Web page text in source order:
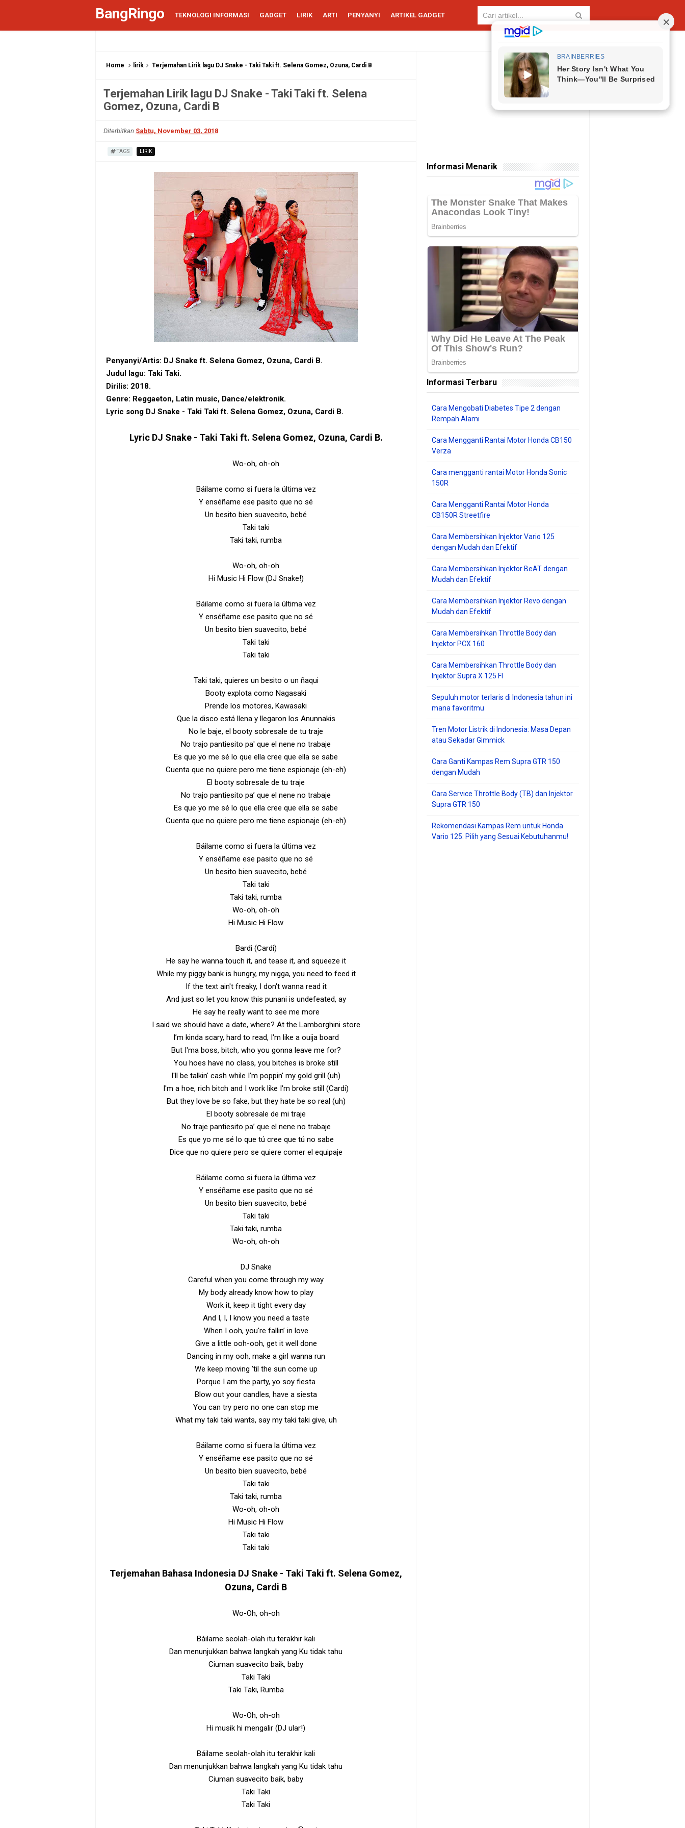
BangRingo TEKNOLOGI INFORMASI GADGET LIRIK ARTI PENYANYI ARTIKEL GADGET
Home lirik Terjemahan Lirik lagu DJ Snake - Taki Taki ft. Selena Gomez, Ozuna, Cardi B
Terjemahan Lirik lagu DJ Snake - Taki Taki ft. Selena
Gomez, Ozuna, Cardi B
Diterbitkan Sabtu, November 03, 2018
TAGS LIRIK
Penyanyi/Artis: DJ Snake ft. Selena Gomez, Ozuna, Cardi B.
Judul lagu: Taki Taki.
Dirilis: 2018.
Genre: Reggaeton, Latin music, Dance/elektronik.
Lyric song DJ Snake - Taki Taki ft. Selena Gomez, Ozuna, Cardi B.
Lyric DJ Snake - Taki Taki ft. Selena Gomez, Ozuna, Cardi B.
Wo-oh, oh-oh
Báilame como si fuera la última vez
Y enséñame ese pasito que no sé
Un besito bien suavecito, bebé
Taki taki
Taki taki, rumba
Wo-oh, oh-oh
Hi Music Hi Flow (DJ Snake!)
Báilame como si fuera la última vez
Y enséñame ese pasito que no sé
Un besito bien suavecito, bebé
Taki taki
Taki taki
Taki taki, quieres un besito o un ñaqui
Booty explota como Nagasaki
Prende los motores, Kawasaki
Que la disco está llena y llegaron los Anunnakis
No le baje, el booty sobresale de tu traje
No trajo pantiesito pa' que el nene no trabaje
Es que yo me sé lo que ella cree que ella se sabe
Cuenta que no quiere pero me tiene espionaje (eh-eh)
El booty sobresale de tu traje
No trajo pantiesito pa’ que el nene no trabaje
Es que yo me sé lo que ella cree que ella se sabe
Cuenta que no quiere pero me tiene espionaje (eh-eh)
Báilame como si fuera la última vez
Y enséñame ese pasito que no sé
Un besito bien suavecito, bebé
Taki taki
Taki taki, rumba
Wo-oh, oh-oh
Hi Music Hi Flow
Bardi (Cardi)
He say he wanna touch it, and tease it, and squeeze it
While my piggy bank is hungry, my nigga, you need to feed it
If the text ain't freaky, I don't wanna read it
And just so let you know this punani is undefeated, ay
He say he really want to see me more
I said we should have a date, where? At the Lamborghini store
I’m kinda scary, hard to read, I'm like a ouija board
But I'ma boss, bitch, who you gonna leave me for?
You hoes have no class, you bitches is broke still
I'll be talkin' cash while I'm poppin' my gold grill (uh)
I'm a hoe, rich bitch and I work like I'm broke still (Cardi)
But they love be so fake, but they hate be so real (uh)
El booty sobresale de mi traje
No traje pantiesito pa’ que el nene no trabaje
Es que yo me sé lo que tú cree que tú no sabe
Dice que no quiere pero se quiere comer el equipaje
Báilame como si fuera la última vez
Y enséñame ese pasito que no sé
Un besito bien suavecito, bebé
Taki taki
Taki taki, rumba
Wo-oh, oh-oh
DJ Snake
Careful when you come through my way
My body already know how to play
Work it, keep it tight every day
And I, I, I know you need a taste
When I ooh, you're fallin’ in love
Give a little ooh-ooh, get it well done
Dancing in my ooh, make a girl wanna run
We keep moving ’til the sun come up
Porque I am the party, yo soy fiesta
Blow out your candles, have a siesta
You can try pero no one can stop me
What my taki taki wants, say my taki taki give, uh
Báilame como si fuera la última vez
Y enséñame ese pasito que no sé
Un besito bien suavecito, bebé
Taki taki
Taki taki, rumba
Wo-oh, oh-oh
Hi Music Hi Flow
Taki taki
Taki taki
Terjemahan Bahasa Indonesia DJ Snake - Taki Taki ft. Selena Gomez,
Ozuna, Cardi B
Wo-Oh, oh-oh
Báilame seolah-olah itu terakhir kali
Dan menunjukkan bahwa langkah yang Ku tidak tahu
Ciuman suavecito baik, baby
Taki Taki
Taki Taki, Rumba
Wo-Oh, oh-oh
Hi musik hi mengalir (DJ ular!)
Báilame seolah-olah itu terakhir kali
Dan menunjukkan bahwa langkah yang Ku tidak tahu
Ciuman suavecito baik, baby
Taki Taki
Taki Taki
Informasi Menarik
Informasi Terbaru
Cara Mengobati Diabetes Tipe 2 dengan
Rempah Alami
Cara Mengganti Rantai Motor Honda CB150
Verza
Cara mengganti rantai Motor Honda Sonic
150R
Cara Mengganti Rantai Motor Honda
CB150R Streetfire
Cara Membersihkan Injektor Vario 125
dengan Mudah dan Efektif
Cara Membersihkan Injektor BeAT dengan
Mudah dan Efektif
Cara Membersihkan Injektor Revo dengan
Mudah dan Efektif
Cara Membersihkan Throttle Body dan
Injektor PCX 160
Cara Membersihkan Throttle Body dan
Injektor Supra X 125 FI
Sepuluh motor terlaris di Indonesia tahun ini
mana favoritmu
Tren Motor Listrik di Indonesia: Masa Depan
atau Sekadar Gimmick
Cara Ganti Kampas Rem Supra GTR 150
dengan Mudah
Cara Service Throttle Body (TB) dan Injektor
Supra GTR 150
Rekomendasi Kampas Rem untuk Honda
Vario 125: Pilih yang Sesuai Kebutuhanmu!